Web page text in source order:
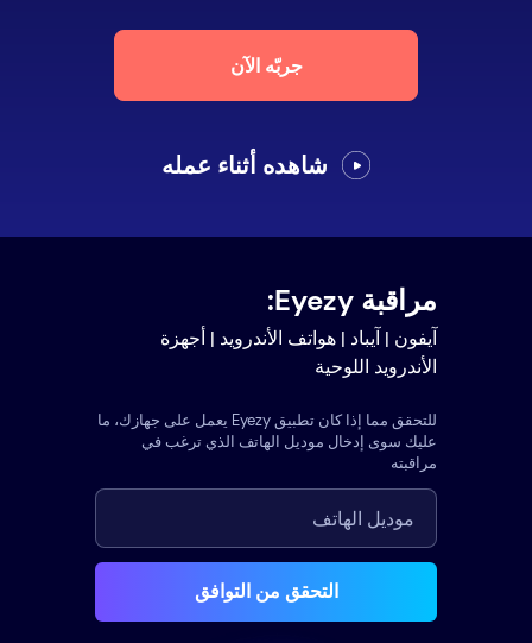
جربّه الآن
شاهده أثناء عمله
مراقبة Eyezy:
آيفون | آيباد | هواتف الأندرويد | أجهزة
الأندرويد اللوحية
للتحقق مما إذا كان تطبيق Eyezy يعمل على جهازك، ما
عليك سوى إدخال موديل الهاتف الذي ترغب في
مراقبته
التحقق من التوافق